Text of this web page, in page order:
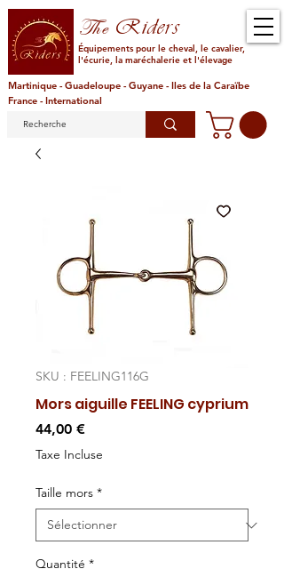
TheRiders
Équipements pour le cheval, le cavalier,
l'écurie, la maréchalerie et l'élevage
Martinique - Guadeloupe - Guyane - Iles de la Caraïbe
France - International
SKU : FEELING116G
Mors aiguille FEELING cyprium
44,00 €Prix
Taxe Incluse
Taille mors *
Quantité *